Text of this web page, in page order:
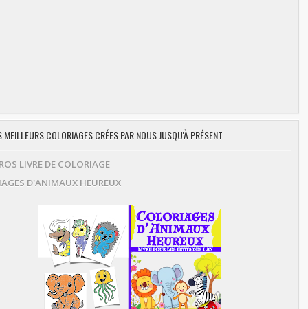
MEILLEURS COLORIAGES CRÉES PAR NOUS JUSQU'À PRÉSENT
LIVRE DE COLORIAGE
D'ANIMAUX HEUREUX